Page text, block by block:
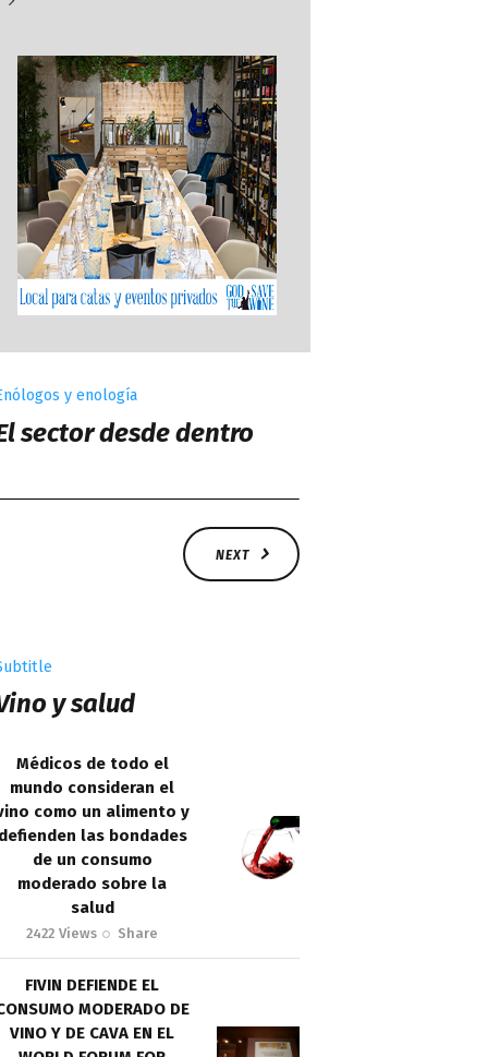
y enología
sector desde dentro
NEXT
y salud
Médicos de todo el
mundo consideran el
como un alimento y
las bondades
de un consumo
moderado sobre la
salud
2422 Views Share
FIVIN DEFIENDE EL
MODERADO DE
VINO Y DE CAVA EN EL